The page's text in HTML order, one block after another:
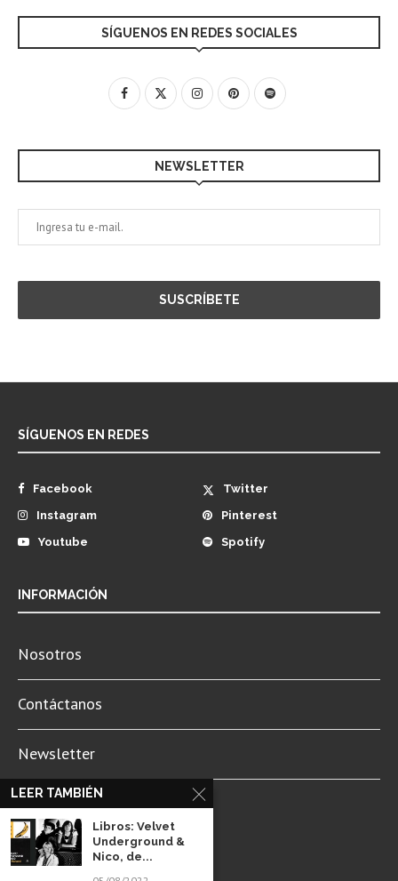
SÍGUENOS EN REDES SOCIALES
NEWSLETTER
SÍGUENOS EN REDES
Facebook
Twitter
Instagram
Pinterest
Youtube
Spotify
INFORMACIÓN
Nosotros
Contáctanos
Newsletter
Aviso de Privacidad
LEER TAMBIÉN
Libros: Velvet
Underground &
Nico, de...